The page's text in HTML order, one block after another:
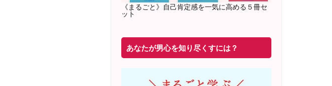
スン 20名様満席
2019年6月 恋愛コーチとして活動を開始
《まるごと》自己肯定感を一気に高める５冊セ
ット
あなたが男心を知り尽くすには？